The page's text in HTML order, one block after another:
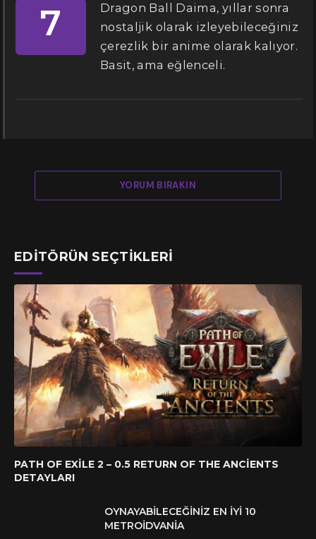
7
Dragon Ball Daima, yıllar sonra
nostaljik olarak izleyebileceğiniz
çerezlik bir anime olarak kalıyor.
Basit, ama eğlenceli.
YORUM BIRAKIN
EDITÖRÜN SEÇTIKLERI
PATH OF EXILE 2 – 0.5 RETURN OF THE ANCIENTS
DETAYLARI
OYNAYABILECEĞINIZ EN İYI 10
METROIDVANIA